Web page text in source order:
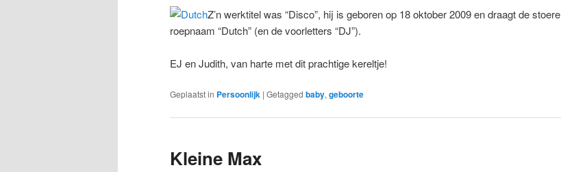
Z’n werktitel was “Disco”, hij is geboren op 18 oktober 2009 en draagt de stoere
roepnaam “Dutch” (en de voorletters “DJ”).
EJ en Judith, van harte met dit prachtige kereltje!
Geplaatst in Persoonlijk | Getagged baby, geboorte
Kleine Max